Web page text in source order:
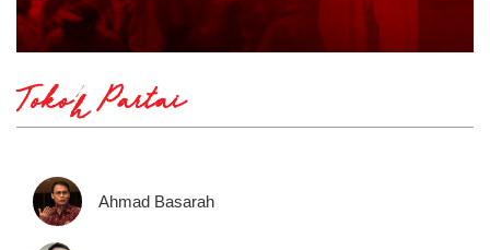
Tokoh Partai
Ahmad Basarah